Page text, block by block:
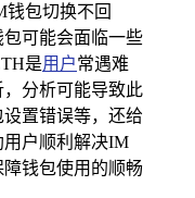
钱包切换不回
可能会面临一些
是用户常遇难
分析可能导致此
置错误等，还给
户顺利解决IM
钱包使用的顺畅